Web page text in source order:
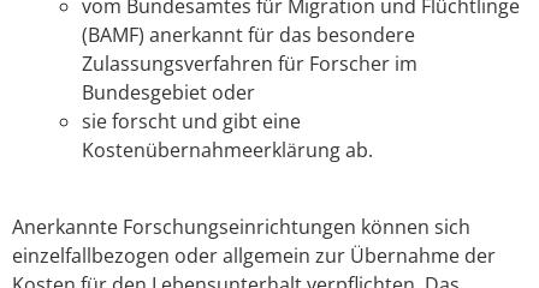
vom Bundesamtes für Migration und Flüchtlinge
(BAMF) anerkannt für das besondere
Zulassungsverfahren für Forscher im
Bundesgebiet oder
sie forscht und gibt eine
Kostenübernahmeerklärung ab.
Anerkannte Forschungseinrichtungen können sich
einzelfallbezogen oder allgemein zur Übernahme der